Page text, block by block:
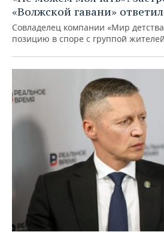
«Волжской гавани»
Совладелец компании «Мир
позицию в споре с группой